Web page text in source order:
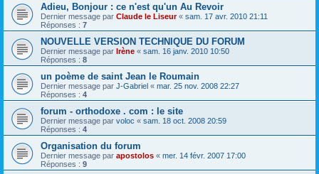
Adieu, Bonjour : ce n'est qu'un Au Revoir
Dernier message par Claude le Liseur« sam. 17 avr. 2010 21:11
Réponses : 7
NOUVELLE VERSION TECHNIQUE DU FORUM
Dernier message par Irène « sam. 16 janv. 2010 10:50
Réponses : 8
un poème de saint Jean le Roumain
Dernier message par J-Gabriel « mar. 25 nov. 2008 22:27
Réponses : 4
forum - orthodoxe . com : le site
Dernier message par voloc « sam. 18 oct. 2008 20:59
Réponses : 4
Organisation du forum
Dernier message par apostolos « mer. 14 févr. 2007 17:00
Réponses : 9